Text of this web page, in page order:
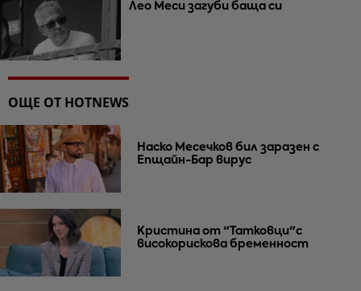
Лео Меси загуби баща си
ОЩЕ ОТ HOTNEWS
Наско Месечков бил заразен с
Епщайн-Бар вирус
Кристина от "Татковци"с
високорискова бременност